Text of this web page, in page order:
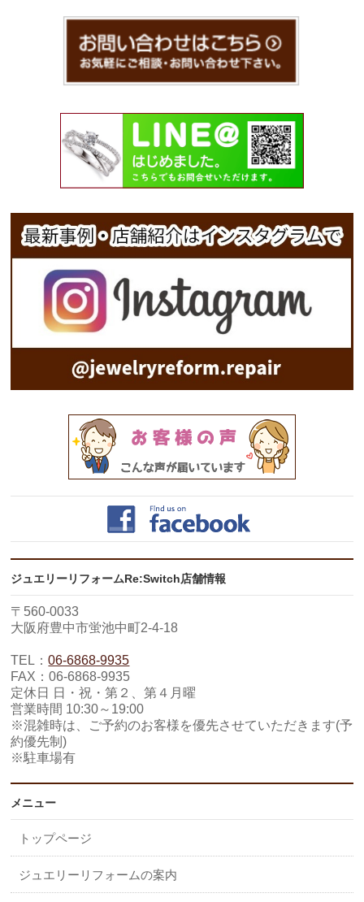
ジュエリーリフォームRe:Switch店舗情報
〒560-0033
大阪府豊中市蛍池中町2-4-18
TEL：06-6868-9935
FAX：06-6868-9935
定休日 日・祝・第２、第４月曜
営業時間 10:30～19:00
※混雑時は、ご予約のお客様を優先させていただきます(予
約優先制)
※駐車場有
メニュー
トップページ
ジュエリーリフォームの案内